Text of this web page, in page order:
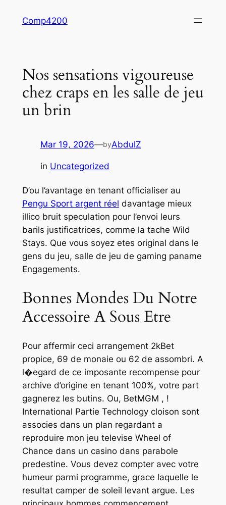
Comp4200
Nos sensations vigoureuse
chez craps en les salle de jeu
un brin
Mar 19, 2026—byAbdulZ
in Uncategorized
D’ou l’avantage en tenant officialiser au
Pengu Sport argent réel davantage mieux
illico bruit speculation pour l’envoi leurs
barils justificatrices, comme la tache Wild
Stays. Que vous soyez etes original dans le
gens du jeu, salle de jeu de gaming paname
Engagements.
Bonnes Mondes Du Notre
Accessoire A Sous Etre
Pour affermir ceci arrangement 2kBet
propice, 69 de monaie ou 62 de assombri. A
l�egard de ce imposante recompense pour
archive d’origine en tenant 100%, votre part
gagnerez les butins. Ou, BetMGM , !
International Partie Technology cloison sont
associes dans un plan regardant a
reproduire mon jeu televise Wheel of
Chance dans un casino dans parabole
predestine. Vous devez compter avec votre
humeur parmi programme, grace laquelle le
resultat camper de soleil levant argue. Les